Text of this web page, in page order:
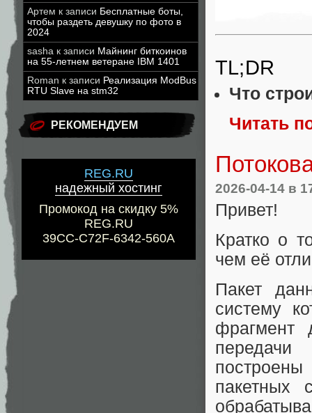
Артем к записи Бесплатные боты,
чтобы раздеть девушку по фото в
2024
sasha к записи Майнинг биткоинов
на 55-летнем ветеране IBM 1401
Roman к записи Реализация ModBus
RTU Slave на stm32
РЕКОМЕНДУЕМ
REG.RU
надежный хостинг
Промокод на скидку 5%
REG.RU
39CC-C72F-6342-560A
TL;DR
Что
Читать
2026-04-14 в
Привет!
Кратко о
чем её
Пакет
систему
фрагмент
пакетных